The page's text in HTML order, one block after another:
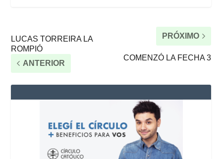
LUCAS TORREIRA LA
ROMPIÓ
ANTERIOR
PRÓXIMO
COMENZÓ LA FECHA 3